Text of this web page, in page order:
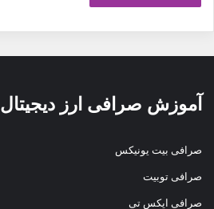
آموزش صرافی ارز دیجیتال
صرافی بیت یونیکس
صرافی توبیت
صرافی ایکس تی